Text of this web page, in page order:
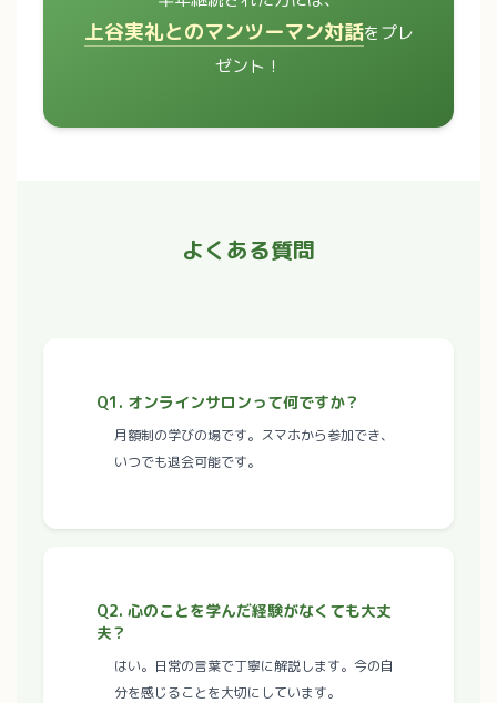
上谷実礼とのマンツーマン対話をプレ
ゼント！
よくある質問
Q1. オンラインサロンって何ですか？
月額制の学びの場です。スマホから参加でき、
いつでも退会可能です。
Q2. 心のことを学んだ経験がなくても大丈
夫？
はい。日常の言葉で丁寧に解説します。今の自
分を感じることを大切にしています。